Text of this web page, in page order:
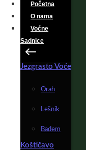
Početna
O nama
Voćne
Sadnice
Jezgrasto Voće
Orah
Lešnik
Badem
Koštičavo